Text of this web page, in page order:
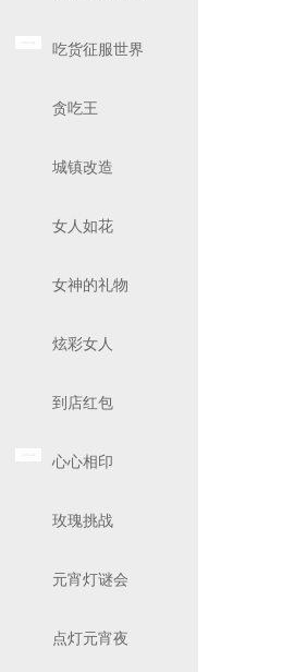
吃货征服世界
贪吃王
城镇改造
女人如花
女神的礼物
炫彩女人
到店红包
心心相印
玫瑰挑战
元宵灯谜会
点灯元宵夜